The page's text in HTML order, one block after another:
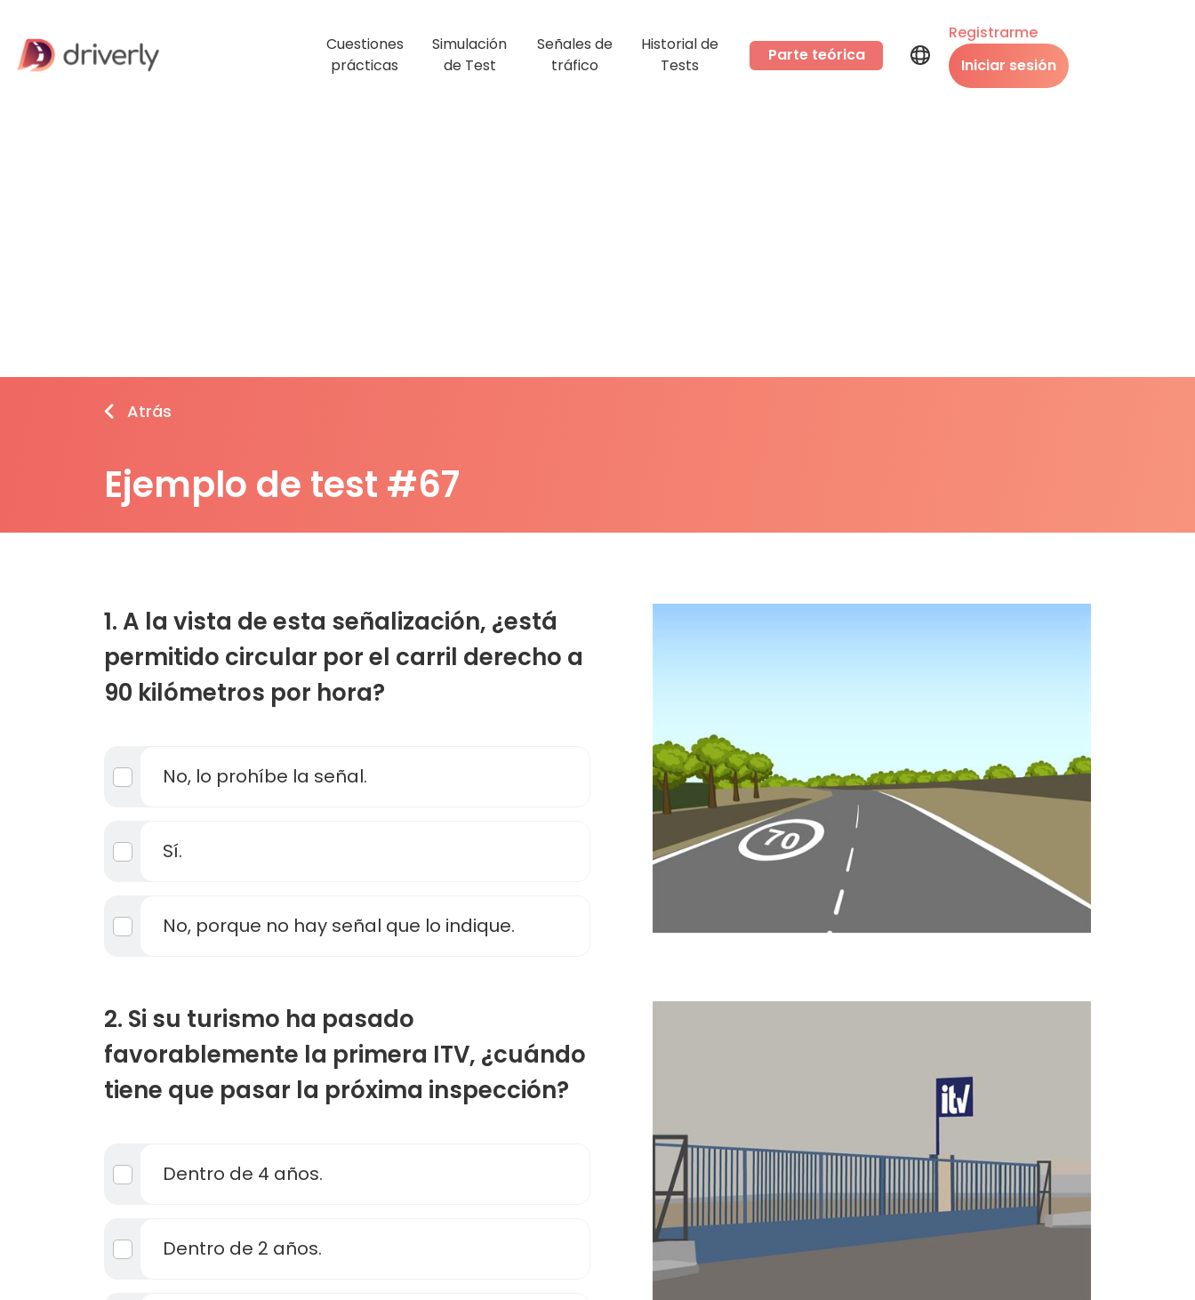
Cuestiones
prácticas
Simulación
de Test
Señales de
tráfico
Historial de
Tests
Parte teórica
Registrarme
Iniciar sesión
Atrás
Ejemplo de test #67
1. A la vista de esta señalización, ¿está
permitido circular por el carril derecho a
90 kilómetros por hora?
No, lo prohíbe la señal.
Sí.
No, porque no hay señal que lo indique.
2. Si su turismo ha pasado
favorablemente la primera ITV, ¿cuándo
tiene que pasar la próxima inspección?
Dentro de 4 años.
Dentro de 2 años.